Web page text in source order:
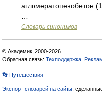
агломератопенобетон
Словарь синонимов
© Академик, 2000-2026
Обратная связь: Техподдержка
👣 Путешествия
Экспорт словарей на сайты ,